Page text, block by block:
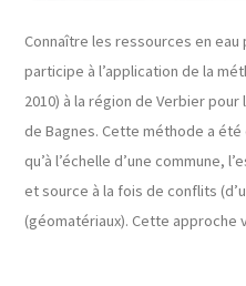
Connaître les ressources en eau
participe à l’application de la
2010) à la région de Verbier
de Bagnes. Cette méthode a
qu’à l’échelle d’une commune,
et source à la fois de conflits
(géomatériaux). Cette approche